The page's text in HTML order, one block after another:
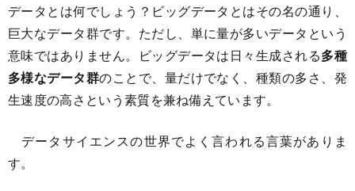
データとは何でしょう？ビッグデータとはその名の通り、
巨大なデータ群です。ただし、単に量が多いデータという
意味ではありません。ビッグデータは日々生成される多種
多様なデータ群のことで、量だけでなく、種類の多さ、発
生速度の高さという素質を兼ね備えています。
データサイエンスの世界でよく言われる言葉がありま
す。